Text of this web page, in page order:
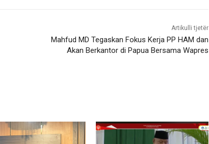
Artikulli tjetër
Mahfud MD Tegaskan Fokus Kerja PP HAM dan
Akan Berkantor di Papua Bersama Wapres